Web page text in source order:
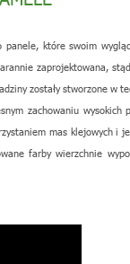
panele, które swoim
zaprojektowana,
zostały stworzone w
zachowaniu wysokich
mas klejowych i
farby wierzchnie